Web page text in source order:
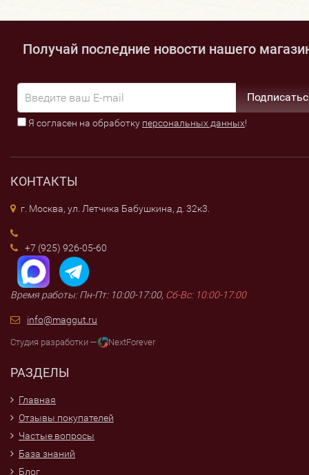
Получай последние новости нашего
Я согласен на обработку персональных данных!
КОНТАКТЫ
г. Москва, ул. Летчика Бабушкина, д. 32к3.
+7 (925) 926-05-60
Время работы: Пн-Пт: 10:00-17:00, Сб-Вс: 10:00-17:00
info@maggut.ru
Студия разработки — NextForever
РАЗДЕЛЫ
Главная
Отзывы покупателей
Частые вопросы
База знаний
Блог